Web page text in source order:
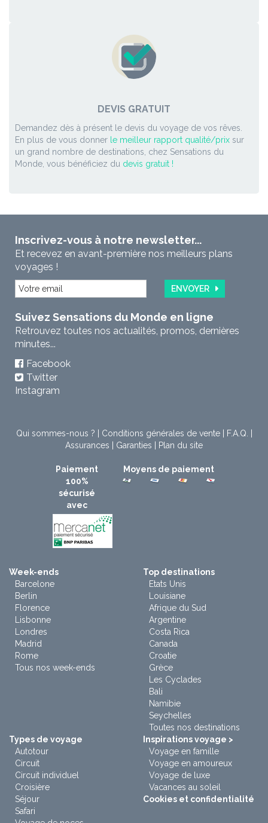
DEVIS GRATUIT
Demandez dès à présent le devis du voyage de vos rêves.
En plus de vous donner le meilleur rapport qualité/prix sur
un grand nombre de destinations, chez Sensations du
Monde, vous bénéficiez du devis gratuit !
Inscrivez-vous à notre newsletter...
Et recevez en avant-première nos meilleurs plans
voyages !
ENVOYER
Suivez Sensations du Monde en ligne
Retrouvez toutes nos actualités, promos, dernières
minutes...
Facebook
Twitter
Instagram
Qui sommes-nous ? Conditions générales de vente| F.A.Q.
Assurances
Garanties Plan du site
Paiement
100%
sécurisé
avec
Moyens de paiement
Week-ends
Barcelone
Berlin
Florence
Lisbonne
Londres
Madrid
Rome
Tous nos week-ends
Top destinations
Etats Unis
Louisiane
Afrique du Sud
Argentine
Costa Rica
Canada
Croatie
Grèce
Les Cyclades
Bali
Namibie
Seychelles
Toutes nos destinations
Types de voyage
Autotour
Circuit
Circuit individuel
Croisière
Séjour
Safari
Inspirations voyage >
Voyage en famille
Voyage en amoureux
Voyage de luxe
Vacances au soleil
Cookies et confidentialité